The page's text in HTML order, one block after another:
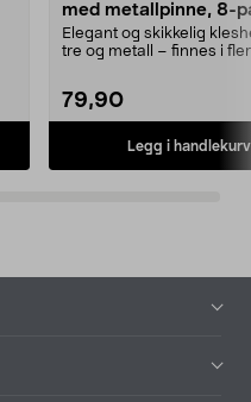
med metallpinne, 8-
Elegant og skikkelig
tre og metall – finnes i
79,90
Legg i handlekurv